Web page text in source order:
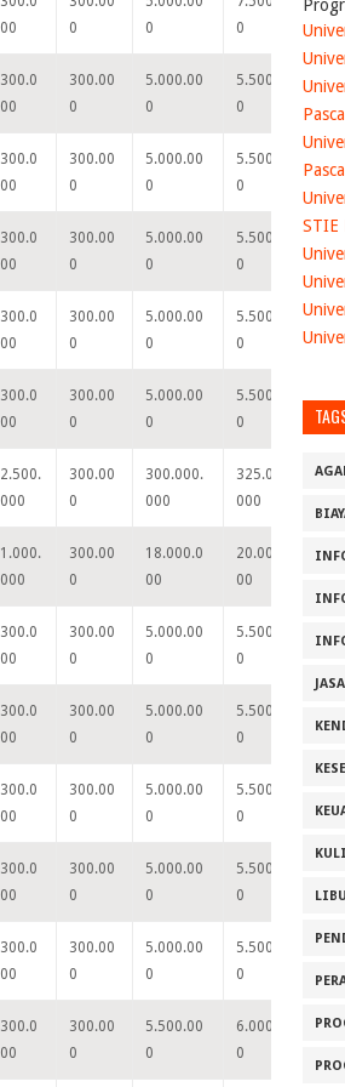
00
0
0
0
0
300.0
00
300.00
0
5.000.00
0
5.500.00
0
0
300.0
00
300.00
0
5.000.00
0
5.500.00
0
300.0
00
300.00
0
5.000.00
0
5.500.00
0
0
300.0
00
300.00
0
5.000.00
0
5.500.00
0
0
300.0
00
300.00
0
5.000.00
0
5.500.00
0
0
2.500.
000
300.00
0
300.000.
000
325.000.
000
1.000.
000
300.00
0
18.000.0
00
20.000.0
00
300.0
00
300.00
0
5.000.00
0
5.500.00
0
300.0
00
300.00
0
5.000.00
0
5.500.00
0
300.0
00
300.00
0
5.000.00
0
5.500.00
0
0
300.0
00
300.00
0
5.000.00
0
5.500.00
0
0
300.0
00
300.00
0
5.000.00
0
5.500.00
0
0
300.0
00
300.00
0
5.500.00
0
6.000.00
0
STIE